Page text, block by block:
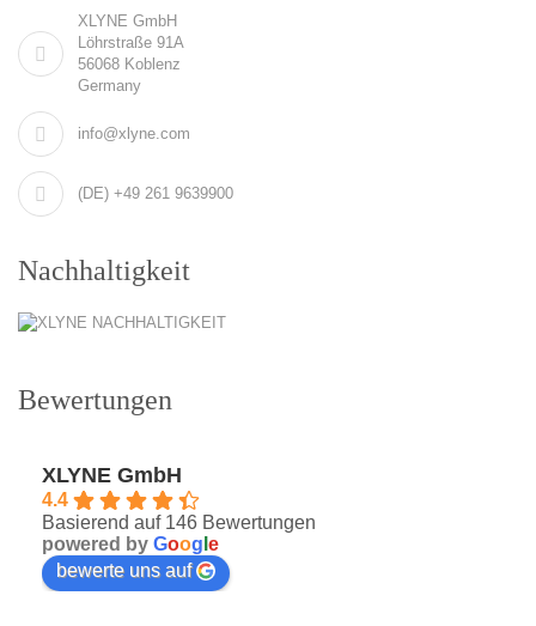
XLYNE GmbH
Löhrstraße 91A
56068 Koblenz
Germany
info@xlyne.com
(DE) +49 261 9639900
Nachhaltigkeit
Bewertungen
XLYNE GmbH
4.4
Basierend auf 146 Bewertungen
powered by Goog e
bewerte uns auf